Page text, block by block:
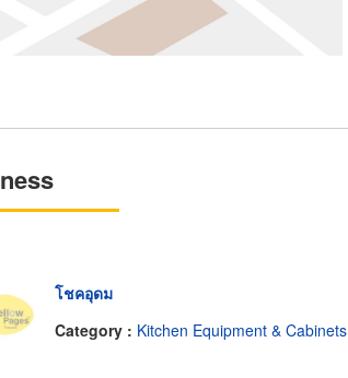
โชคอุดม
Category : Kitchen Equipment & Cabinets